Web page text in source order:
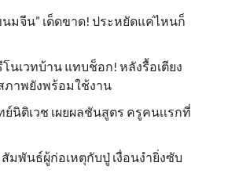
มจีน” เด็ดขาด! ประหยัดแค่ไหนก็
นเวทบ้าน แทบช็อก! หลังรื้อเตียง
สภาพยังพร้อมใช้งาน
นิติเวช เผยผลชันสูตร ครูคนเเรกที่
มพันธ์ผู้ก่อเหตุกับปู่ เงื่อนงำยิ่งซับ